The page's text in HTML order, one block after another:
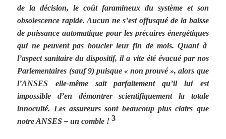
de la décision, le coût faramineux du système et son
obsolescence rapide. Aucun ne s’est offusqué de la baisse
de puissance automatique pour les précaires énergétiques
qui ne peuvent pas boucler leur fin de mois. Quant à
l’aspect sanitaire du dispositif, il a vite été évacué par nos
Parlementaires (sauf 9) puisque « non prouvé », alors que
l’ANSES elle-même sait parfaitement qu’il lui est
impossible d’en démontrer scientifiquement la totale
innocuité. Les assureurs sont beaucoup plus clairs que
notre ANSES – un comble !3